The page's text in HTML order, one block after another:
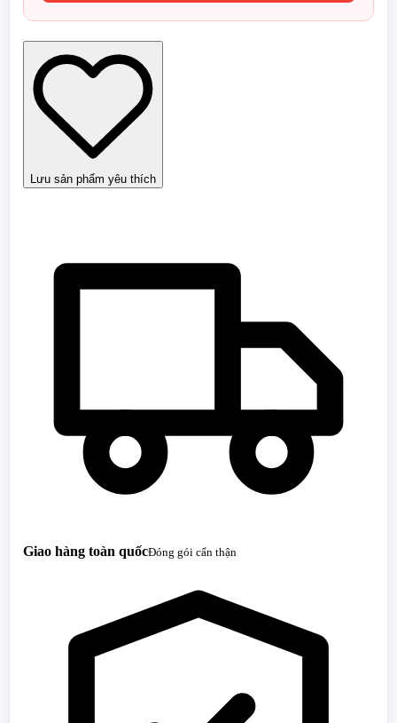
gái
tật
Truyện
thần
thoại
Việt
Nam
Lưu sản phẩm yêu thích
Giao hàng toàn quốcĐóng gói cẩn thận